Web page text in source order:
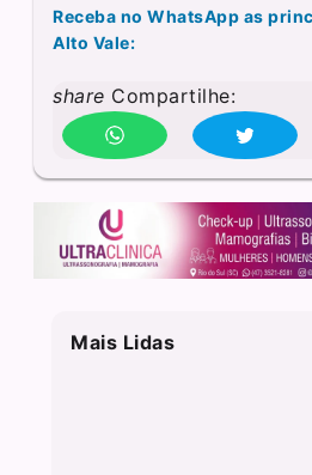
Receba no WhatsApp as
Alto Vale:
share Compartilhe:
Mais Lidas